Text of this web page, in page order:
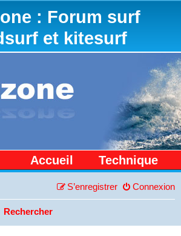
: Forum surf
et kitesurf
Accueil Technique
Connexion
S’enregistrer
Rechercher